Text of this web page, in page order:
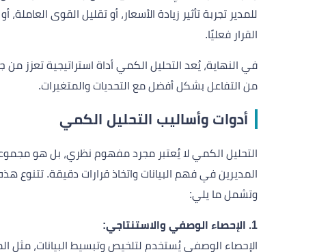
للمدير تجربة تأثير زيادة الأسعار، أو تقليل القوى العاملة،
القرار فعليًا.
في النهاية، يُعد التحليل الكمي أداة استراتيجية تعزز
من التفاعل بشكل أفضل مع التحديات والمتغيرات.
أدوات وأساليب التحليل الكمي
التحليل الكمي لا يُعتبر مجرد مفهوم نظري، بل هو
المديرين في فهم البيانات واتخاذ قرارات دقيقة. تتنوع
وتشمل ما يلي:
1. الإحصاء الوصفي والاستنتاجي:
الإحصاء الوصفي يُستخدم لتلخيص وتبسيط البيانات، مثل